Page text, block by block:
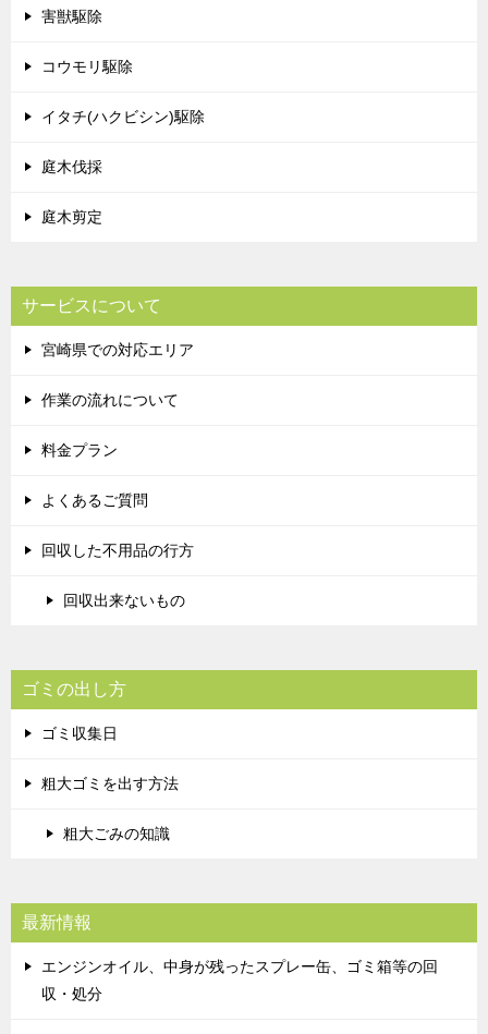
害獣駆除
コウモリ駆除
イタチ(ハクビシン)駆除
庭木伐採
庭木剪定
サービスについて
宮崎県での対応エリア
作業の流れについて
料金プラン
よくあるご質問
回収した不用品の行方
回収出来ないもの
ゴミの出し方
ゴミ収集日
粗大ゴミを出す方法
粗大ごみの知識
最新情報
エンジンオイル、中身が残ったスプレー缶、ゴミ箱等の回
収・処分